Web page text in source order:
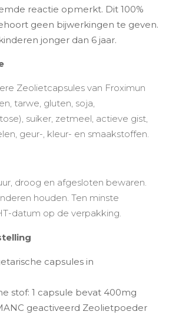
reactie opmerkt. Dit 100%
geen bijwerkingen te geven.
jonger dan 6 jaar.
Zeolietcapsules van Froximun
tarwe, gluten, soja,
suiker, zetmeel, actieve gist,
geur-, kleur- en smaakstoffen.
droog en afgesloten bewaren.
houden. Ten minste
datum op de verpakking.
capsules in
stof: 1 capsule bevat 400mg
geactiveerd Zeolietpoeder